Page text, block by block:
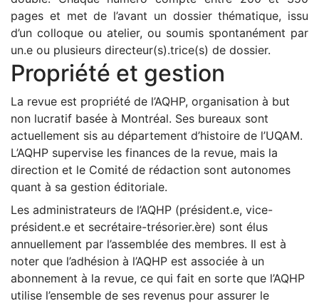
pages et met de l’avant un dossier thématique, issu
d’un colloque ou atelier, ou soumis spontanément par
un.e ou plusieurs directeur(s).trice(s) de dossier.
Propriété et gestion
La revue est propriété de l’AQHP, organisation à but
non lucratif basée à Montréal. Ses bureaux sont
actuellement sis au département d’histoire de l’UQAM.
L’AQHP supervise les finances de la revue, mais la
direction et le Comité de rédaction sont autonomes
quant à sa gestion éditoriale.
Les administrateurs de l’AQHP (président.e, vice-
président.e et secrétaire-trésorier.ère) sont élus
annuellement par l’assemblée des membres. Il est à
noter que l’adhésion à l’AQHP est associée à un
abonnement à la revue, ce qui fait en sorte que l’AQHP
utilise l’ensemble de ses revenus pour assurer le